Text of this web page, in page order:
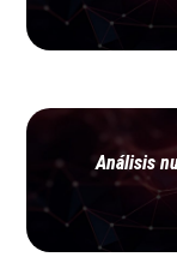
Análisis